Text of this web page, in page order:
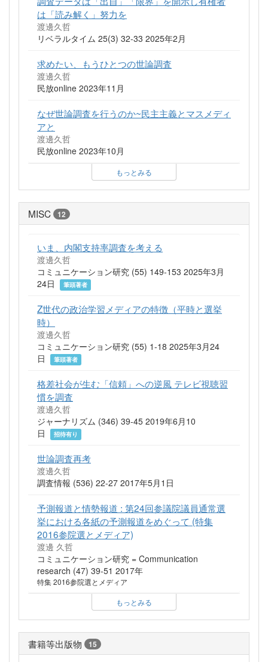
は「読み解く」努力を
渡邊久哲
リベラルタイム 25(3) 32-33 2025年2月
求めたい、もうひとつの世論調査
渡邊久哲
民放online 2023年11月
なぜ世論調査を行うのか~民主主義とマスメディ
アと
渡邊久哲
民放online 2023年10月
もっとみる
MISC 12
いま、内閣支持率調査を考える
渡邊久哲
コミュニケーション研究 (55) 149-153 2025年3月
24日
筆頭著者
Z世代の政治学習メディアの特徴（平時と選挙
時）
渡邊久哲
コミュニケーション研究 (55) 1-18 2025年3月24
日
筆頭著者
格差社会が生む「信頼」への逆風 テレビ視聴習
慣を調査
渡邊久哲
ジャーナリズム (346) 39-45 2019年6月10
日
招待有り
世論調査再考
渡邊久哲
調査情報 (536) 22-27 2017年5月1日
予測報道と情勢報道 : 第24回参議院議員通常選
挙における各紙の予測報道をめぐって (特集
2016参院選とメディア)
渡邊 久哲
コミュニケーション研究 = Communication
research (47) 39-51 2017年
特集 2016参院選とメディア
もっとみる
書籍等出版物 15